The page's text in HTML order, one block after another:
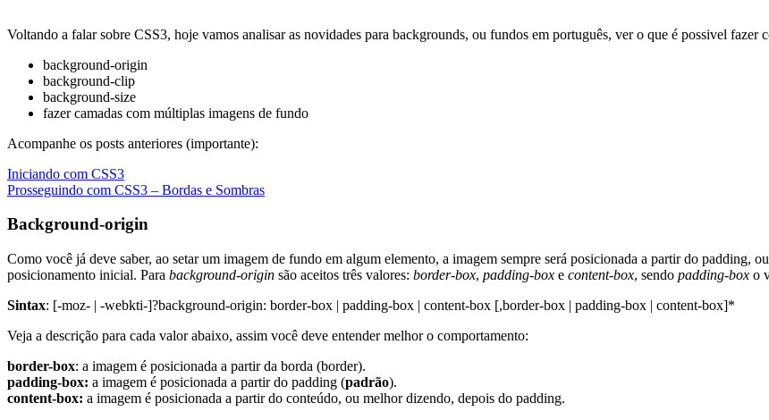
Voltando a falar sobre CSS3, hoje vamos analisar as novidades para backgrounds, ou fundos em português, ver o que é possivel fazer
background-origin
background-clip
background-size
fazer camadas com múltiplas imagens de fundo
Acompanhe os posts anteriores (importante):
Iniciando com CSS3
Prosseguindo com CSS3 – Bordas e Sombras
Background-origin
Como você já deve saber, ao setar um imagem de fundo em algum elemento, a imagem sempre será posicionada a partir do padding,
posicionamento inicial. Para background-origin são aceitos três valores: border-box, padding-box e content-box, sendo padding-box o
Sintax: [-moz- | -webkti-]?background-origin: border-box | padding-box | content-box [,border-box | padding-box | content-box]*
Veja a descrição para cada valor abaixo, assim você deve entender melhor o comportamento:
border-box: a imagem é posicionada a partir da borda (border).
padding-box: a imagem é posicionada a partir do padding (padrão).
content-box: a imagem é posicionada a partir do conteúdo, ou melhor dizendo, depois do padding.